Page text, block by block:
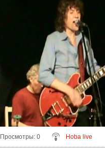
Просмотры: 0 Hoba live